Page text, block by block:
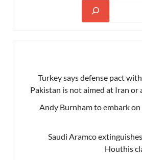
Turkey says defense pact
Pakistan is not aimed at Iran
Andy Burnham to embark
Saudi Aramco
Houthis